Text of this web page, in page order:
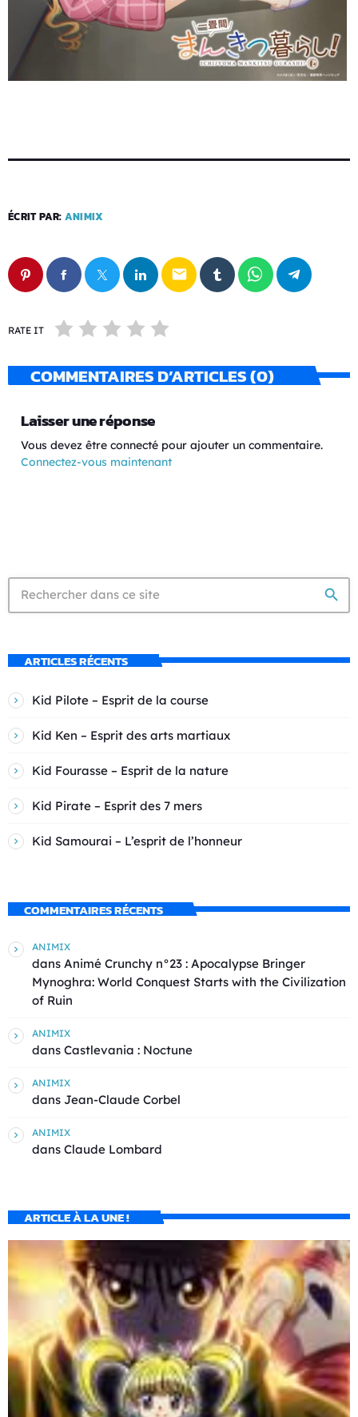
ÉCRIT PAR: ANIMIX
email
RATE IT
COMMENTAIRES D’ARTICLES (0)
Laisser une réponse
Vous devez être connecté pour ajouter un commentaire.
Connectez-vous maintenant
search
ARTICLES RÉCENTS
Kid Pilote – Esprit de la course
Kid Ken – Esprit des arts martiaux
Kid Fourasse – Esprit de la nature
Kid Pirate – Esprit des 7 mers
Kid Samourai – L’esprit de l’honneur
COMMENTAIRES RÉCENTS
ANIMIX
dans Animé Crunchy n°23 : Apocalypse Bringer
Mynoghra: World Conquest Starts with the Civilization
of Ruin
ANIMIX
dans Castlevania : Noctune
ANIMIX
dans Jean-Claude Corbel
ANIMIX
dans Claude Lombard
ARTICLE À LA UNE !